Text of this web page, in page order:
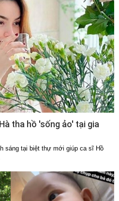
tha hồ 'sống ảo' tại gia
sáng tại biệt thự mới giúp ca sĩ Hồ